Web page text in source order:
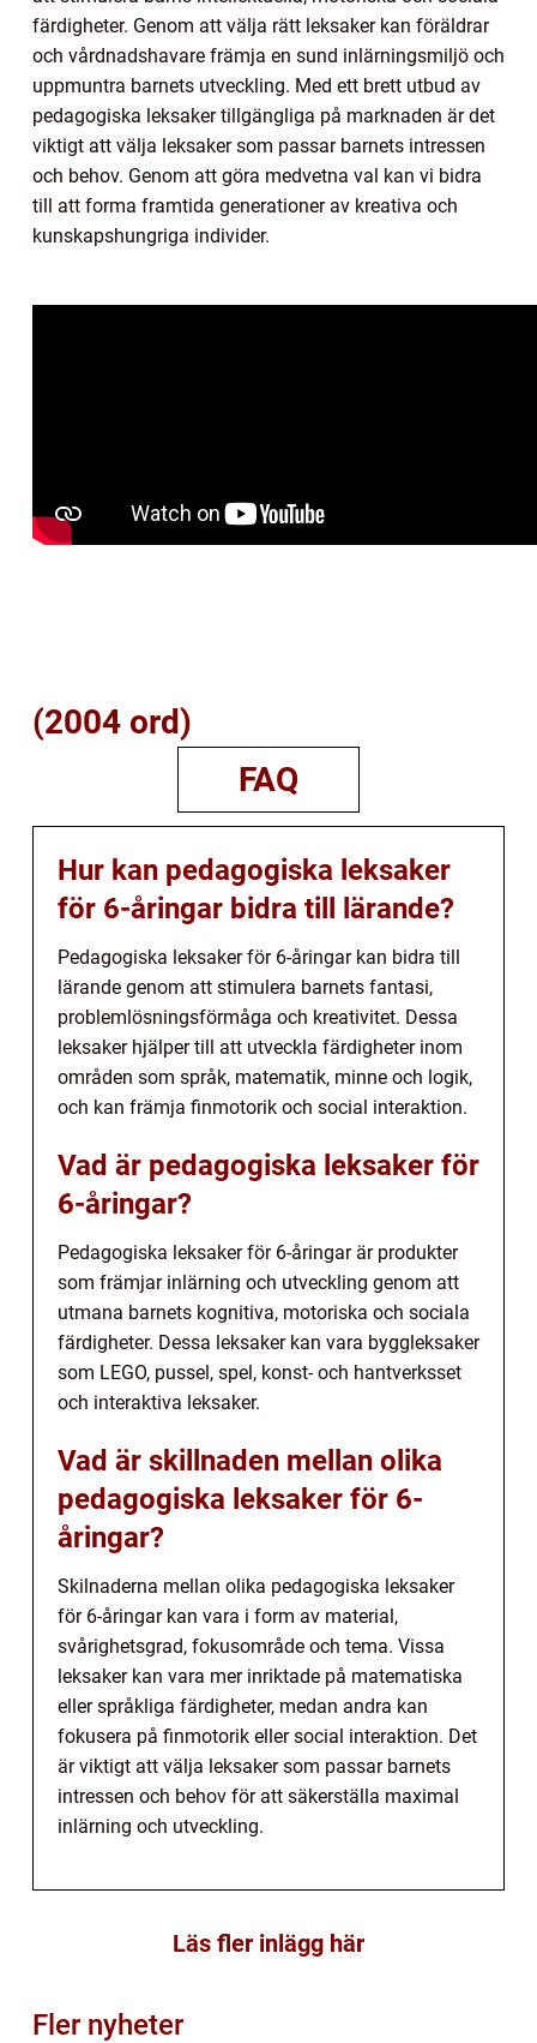
färdigheter. Genom att välja rätt leksaker kan föräldrar
och vårdnadshavare främja en sund inlärningsmiljö och
uppmuntra barnets utveckling. Med ett brett utbud av
pedagogiska leksaker tillgängliga på marknaden är det
viktigt att välja leksaker som passar barnets intressen
och behov. Genom att göra medvetna val kan vi bidra
till att forma framtida generationer av kreativa och
kunskapshungriga individer.
(2004 ord)
FAQ
Hur kan pedagogiska leksaker
för 6-åringar bidra till lärande?
Pedagogiska leksaker för 6-åringar kan bidra till
lärande genom att stimulera barnets fantasi,
problemlösningsförmåga och kreativitet. Dessa
leksaker hjälper till att utveckla färdigheter inom
områden som språk, matematik, minne och logik,
och kan främja finmotorik och social interaktion.
Vad är pedagogiska leksaker för
6-åringar?
Pedagogiska leksaker för 6-åringar är produkter
som främjar inlärning och utveckling genom att
utmana barnets kognitiva, motoriska och sociala
färdigheter. Dessa leksaker kan vara byggleksaker
som LEGO, pussel, spel, konst- och hantverksset
och interaktiva leksaker.
Vad är skillnaden mellan olika
pedagogiska leksaker för 6-
åringar?
Skilnaderna mellan olika pedagogiska leksaker
för 6-åringar kan vara i form av material,
svårighetsgrad, fokusområde och tema. Vissa
leksaker kan vara mer inriktade på matematiska
eller språkliga färdigheter, medan andra kan
fokusera på finmotorik eller social interaktion. Det
är viktigt att välja leksaker som passar barnets
intressen och behov för att säkerställa maximal
inlärning och utveckling.
Läs fler inlägg här
Fler nyheter